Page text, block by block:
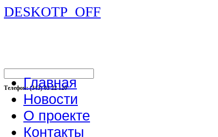
DESKOTP_OFF
Телефон: (343) 03 22 120
Главная
Новости
О проекте
Контакты